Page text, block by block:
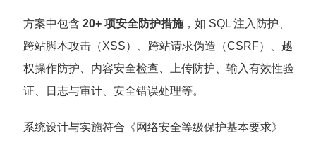
方案中包含 20+ 项安全防护措施，如 SQL 注入防护、
跨站脚本攻击（XSS）、跨站请求伪造（CSRF）、越
权操作防护、内容安全检查、上传防护、输入有效性验
证、日志与审计、安全错误处理等。
系统设计与实施符合《网络安全等级保护基本要求》